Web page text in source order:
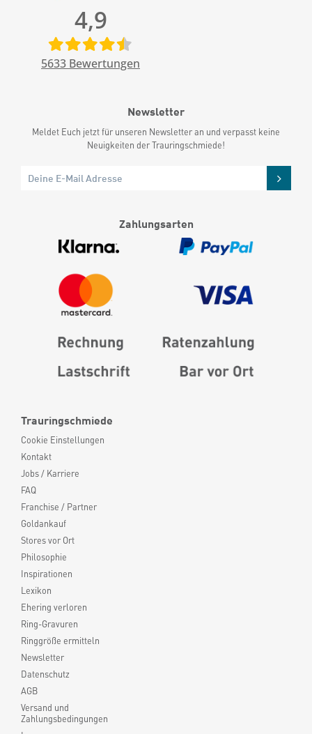
Trauringschmiede
Cookie Einstellungen
Kontakt
Jobs / Karriere
FAQ
Franchise / Partner
Goldankauf
Stores vor Ort
Philosophie
Inspirationen
Lexikon
Ehering verloren
Ring-Gravuren
Ringgröße ermitteln
Newsletter
Datenschutz
AGB
Versand und
Zahlungsbedingungen
4,9
5633 Bewertungen
Newsletter
Meldet Euch jetzt für unseren Newsletter an und verpasst keine
Neuigkeiten der Trauringschmiede!
Zahlungsarten